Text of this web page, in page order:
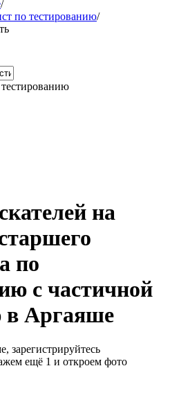
/
по тестированию/
на
по
с частичной
в Аргаяше
зарегистрируйтесь
ещё 1 и откроем фото